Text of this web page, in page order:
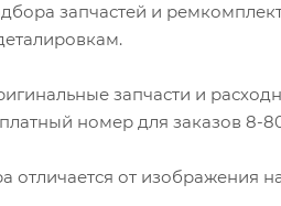
запчастей и
запчасти и
номер для заказов 8-
отличается от изображения